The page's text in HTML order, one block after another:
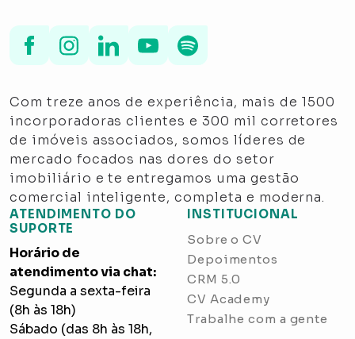
Com treze anos de experiência, mais de 1500
incorporadoras clientes e 300 mil corretores
de imóveis associados, somos líderes de
mercado focados nas dores do setor
imobiliário e te entregamos uma gestão
comercial inteligente, completa e moderna.
INSTITUCIONAL
Sobre o CV
Depoimentos
CRM 5.0
CV Academy
Trabalhe com a gente
ATENDIMENTO DO
SUPORTE
Horário de
atendimento via chat:
Segunda a sexta-feira
(8h às 18h)
Sábado (das 8h às 18h,